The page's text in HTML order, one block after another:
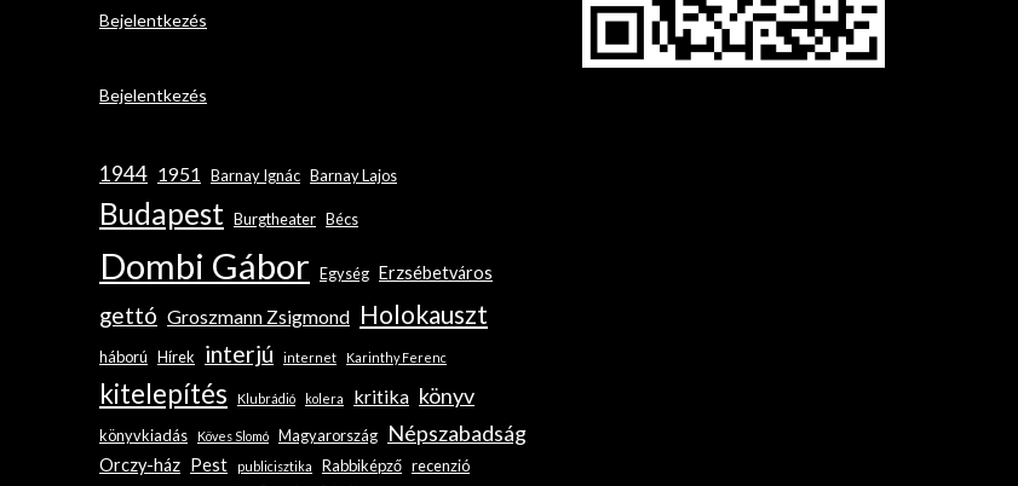
Bejelentkezés
Bejelentkezés
1944 1951 Barnay Ignác Barnay Lajos
Budapest Burgtheater Bécs
Dombi Gábor Egység Erzsébetváros
gettó Groszmann Zsigmond Holokauszt
háború Hírek interjú internet Karinthy Ferenc
kitelepítés Klubrádió kolera kritika könyv
könyvkiadás Köves Slomó Magyarország Népszabadság
Orczy-ház Pest publicisztika Rabbiképző recenzió